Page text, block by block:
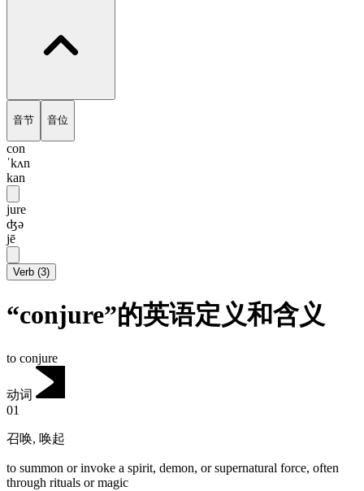
音节 音位
con
ˈkʌn
kan
jure
ʤə
jē
Verb (3)
“conjure”的英语定义和含义
to conjure
动词
01
召唤, 唤起
to summon or invoke a spirit, demon, or supernatural force, often
through rituals or magic